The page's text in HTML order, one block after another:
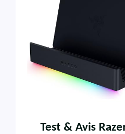
Test & Avis